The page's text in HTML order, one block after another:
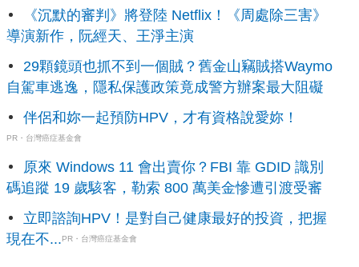
《沉默的審判》將登陸 Netflix！《周處除三害》
導演新作，阮經天、王淨主演
29顆鏡頭也抓不到一個賊？舊金山竊賊搭Waymo
自駕車逃逸，隱私保護政策竟成警方辦案最大阻礙
伴侶和妳一起預防HPV，才有資格說愛妳！
PR・台灣癌症基金會
原來 Windows 11 會出賣你？FBI 靠 GDID 識別
碼追蹤 19 歲駭客，勒索 800 萬美金慘遭引渡受審
立即諮詢HPV！是對自己健康最好的投資，把握
現在不... PR・台灣癌症基金會